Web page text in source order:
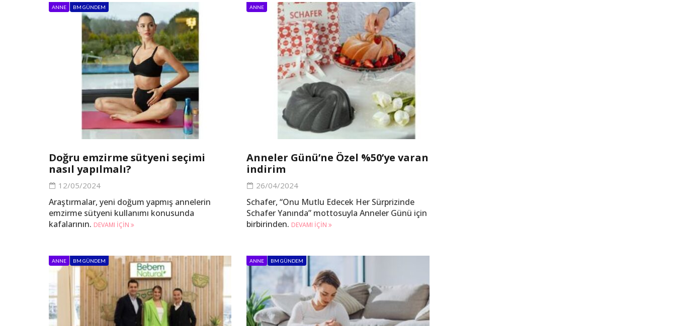
ANNE BM GÜNDEM
Doğru emzirme sütyeni seçimi
nasıl yapılmalı?
12/05/2024
Araştırmalar, yeni doğum yapmış annelerin
emzirme sütyeni kullanımı konusunda
kafalarının. DEVAMI IÇIN
ANNE
Anneler Günü’ne Özel %50’ye varan
indirim
26/04/2024
Schafer, “Onu Mutlu Edecek Her Sürprizinde
Schafer Yanında” mottosuyla Anneler Günü için
birbirinden. DEVAMI IÇIN
ANNE BM GÜNDEM ANNE BM GÜNDEM